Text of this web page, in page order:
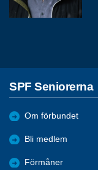
SPF Seniorerna
Om förbundet
Bli medlem
Förmåner